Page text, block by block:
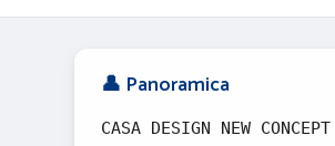
👤 Panoramica
CASA DESIGN NEW CONCEPT